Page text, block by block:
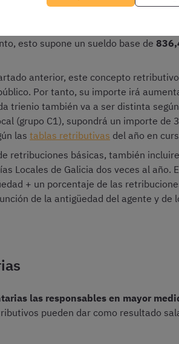
base se establece en función del
exige en la correspondiente
esto supone un sueldo base de
anterior, este concepto
Por tanto, su importe irá
trienio también va a ser distinta
(grupo C1), supondrá un importe
las tablas retributivas del año en
retribuciones básicas, también
Locales de Galicia dos veces al año.
+ un porcentaje de las
de la antigüedad del agente y de
las responsables en mayor
pueden dar como resultado